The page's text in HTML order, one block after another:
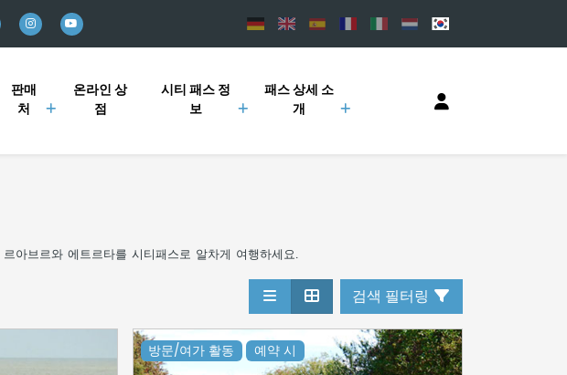
판매
처
온라인 상
점
시티 패스 정
보
패스 상세 소
개
르아브르와 에트르타를 시티패스로 알차게 여행하세요.
검색 필터링
방문/여가 활동 예약 시